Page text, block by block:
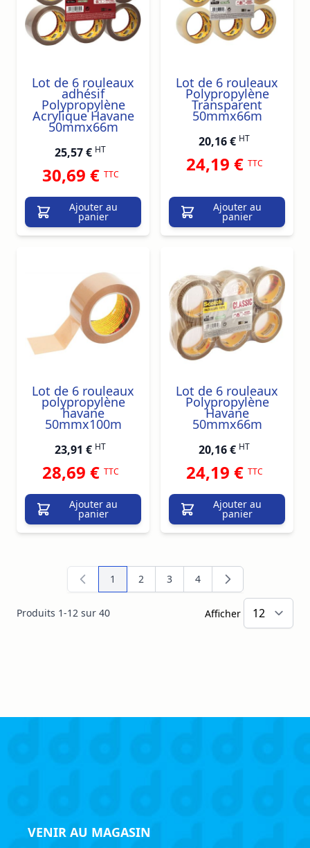
Lot de 6 rouleaux
adhésif
Polypropylène
Acrylique Havane
50mmx66m
25,57 € HT
30,69 € TTC
Ajouter au
panier
Lot de 6 rouleaux
Polypropylène
Transparent
50mmx66m
20,16 € HT
24,19 € TTC
Ajouter au
panier
Lot de 6 rouleaux
polypropylène
havane
50mmx100m
23,91 € HT
28,69 € TTC
Ajouter au
panier
Lot de 6 rouleaux
Polypropylène
Havane
50mmx66m
20,16 € HT
24,19 € TTC
Ajouter au
panier
Produits 1-12 sur 40
Vous lisez actuellement la page
1 Page
2 Page
3 Page
4
Afficher
VENIR AU MAGASIN